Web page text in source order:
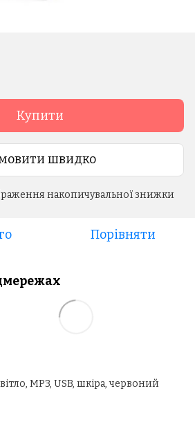
Купити
швидко
накопичувальної знижки
Порівняти
MP3, USB, шкіра, червоний